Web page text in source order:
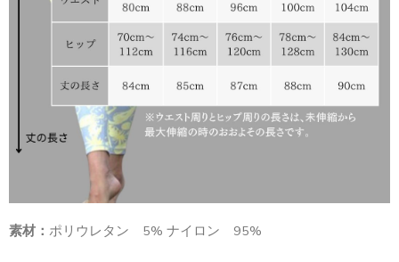
素材： ポリウレタン 5% ナイロン 95%